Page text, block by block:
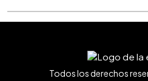
Todos los derechos